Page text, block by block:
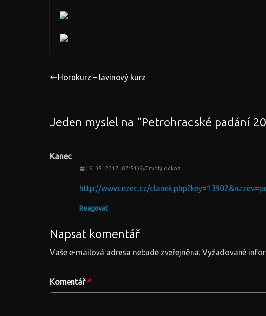
Horokurz – lavinový kurz
Jeden myslel na “Petrohradské padání
Kanec
15. 05. 2017 (07:51) Trvalý odkaz
http://www.lezec.cz/
Reagovat
Napsat komentář
Vaše e-mailová adresa nebude zveřejněna. Vyžadované
Komentář*